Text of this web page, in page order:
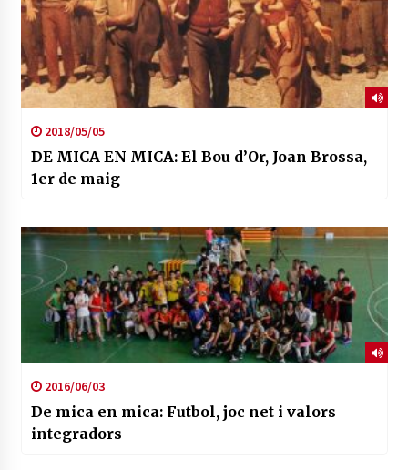
2018/05/05
DE MICA EN MICA: El Bou d’Or, Joan Brossa,
1er de maig
2016/06/03
De mica en mica: Futbol, joc net i valors
integradors